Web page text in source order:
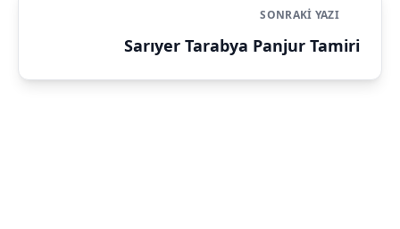
SONRAKI YAZI
Sarıyer Tarabya Panjur Tamiri